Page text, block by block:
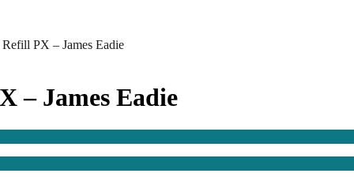
PX – James Eadie
– James Eadie